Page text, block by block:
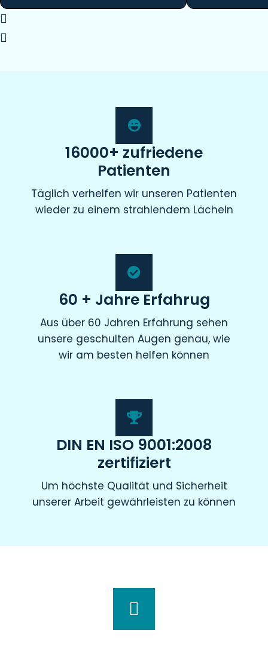
16000+ zufriedene
Patienten
Täglich verhelfen wir unseren Patienten
wieder zu einem strahlendem Lächeln
60 + Jahre Erfahrug
Aus über 60 Jahren Erfahrung sehen
unsere geschulten Augen genau, wie
wir am besten helfen können
DIN EN ISO 9001:2008
zertifiziert
Um höchste Qualität und Sicherheit
unserer Arbeit gewährleisten zu können